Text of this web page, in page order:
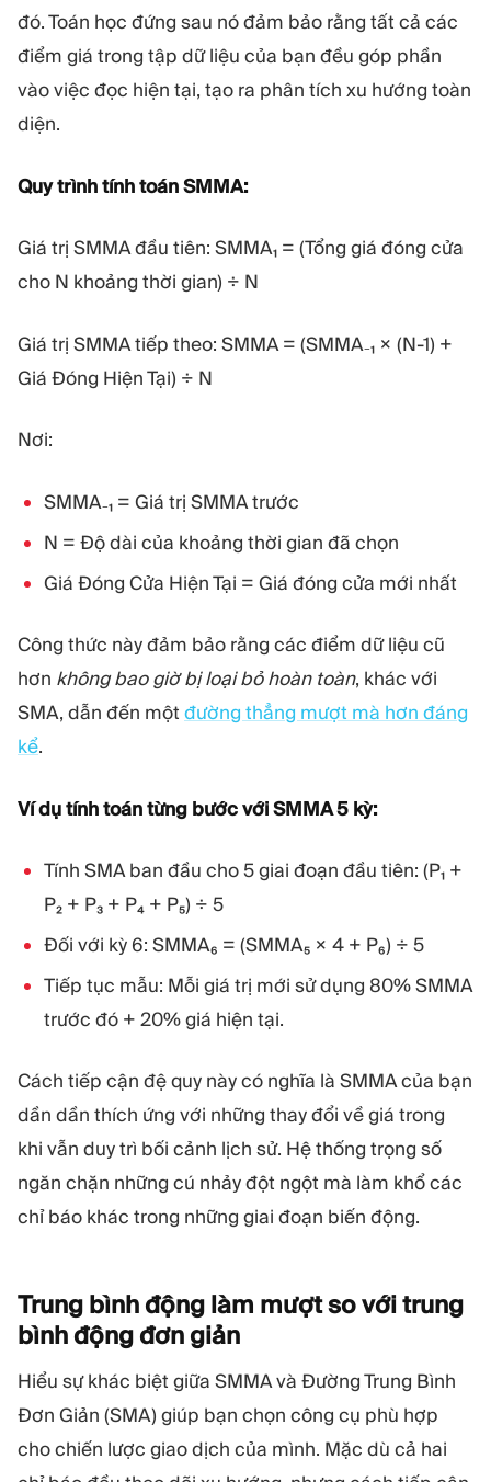
đó. Toán học đứng sau nó đảm bảo rằng tất cả các
điểm giá trong tập dữ liệu của bạn đều góp phần
vào việc đọc hiện tại, tạo ra phân tích xu hướng toàn
diện.
Quy trình tính toán SMMA:
Giá trị SMMA đầu tiên: SMMA₁ = (Tổng giá đóng cửa
cho N khoảng thời gian) ÷ N
Giá trị SMMA tiếp theo: SMMA = (SMMA₋₁ × (N-1) +
Giá Đóng Hiện Tại) ÷ N
Nơi:
SMMA₋₁ = Giá trị SMMA trước
N = Độ dài của khoảng thời gian đã chọn
Giá Đóng Cửa Hiện Tại = Giá đóng cửa mới nhất
Công thức này đảm bảo rằng các điểm dữ liệu cũ
hơn không bao giờ bị loại bỏ hoàn toàn, khác với
SMA, dẫn đến một đường thẳng mượt mà hơn đáng
kể.
Ví dụ tính toán từng bước với SMMA 5 kỳ:
Tính SMA ban đầu cho 5 giai đoạn đầu tiên: (P₁ +
P₂ + P₃ + P₄ + P₅) ÷ 5
Đối với kỳ 6: SMMA₆ = (SMMA₅ × 4 + P₆) ÷ 5
Tiếp tục mẫu: Mỗi giá trị mới sử dụng 80% SMMA
trước đó + 20% giá hiện tại.
Cách tiếp cận đệ quy này có nghĩa là SMMA của bạn
dần dần thích ứng với những thay đổi về giá trong
khi vẫn duy trì bối cảnh lịch sử. Hệ thống trọng số
ngăn chặn những cú nhảy đột ngột mà làm khổ các
chỉ báo khác trong những giai đoạn biến động.
Trung bình động làm mượt so với trung
bình động đơn giản
Hiểu sự khác biệt giữa SMMA và Đường Trung Bình
Đơn Giản (SMA) giúp bạn chọn công cụ phù hợp
cho chiến lược giao dịch của mình. Mặc dù cả hai